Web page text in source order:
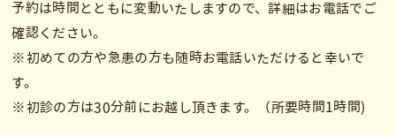
予約は時間とともに変動いたしますので、詳細はお電話でご
確認ください。
※初めての方や急患の方も随時お電話いただけると幸いで
す。
※初診の方は30分前にお越し頂きます。（所要時間1時間)